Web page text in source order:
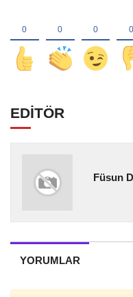
EDİTÖR
Füsun
YORUMLAR